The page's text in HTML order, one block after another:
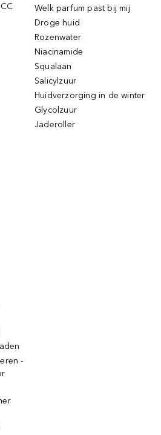
Welk parfum past bij mij
Droge huid
Rozenwater
Niacinamide
Squalaan
Salicylzuur
Huidverzorging in de winter
Glycolzuur
Jaderoller
-